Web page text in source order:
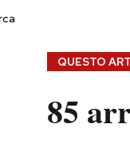
QUESTO
85